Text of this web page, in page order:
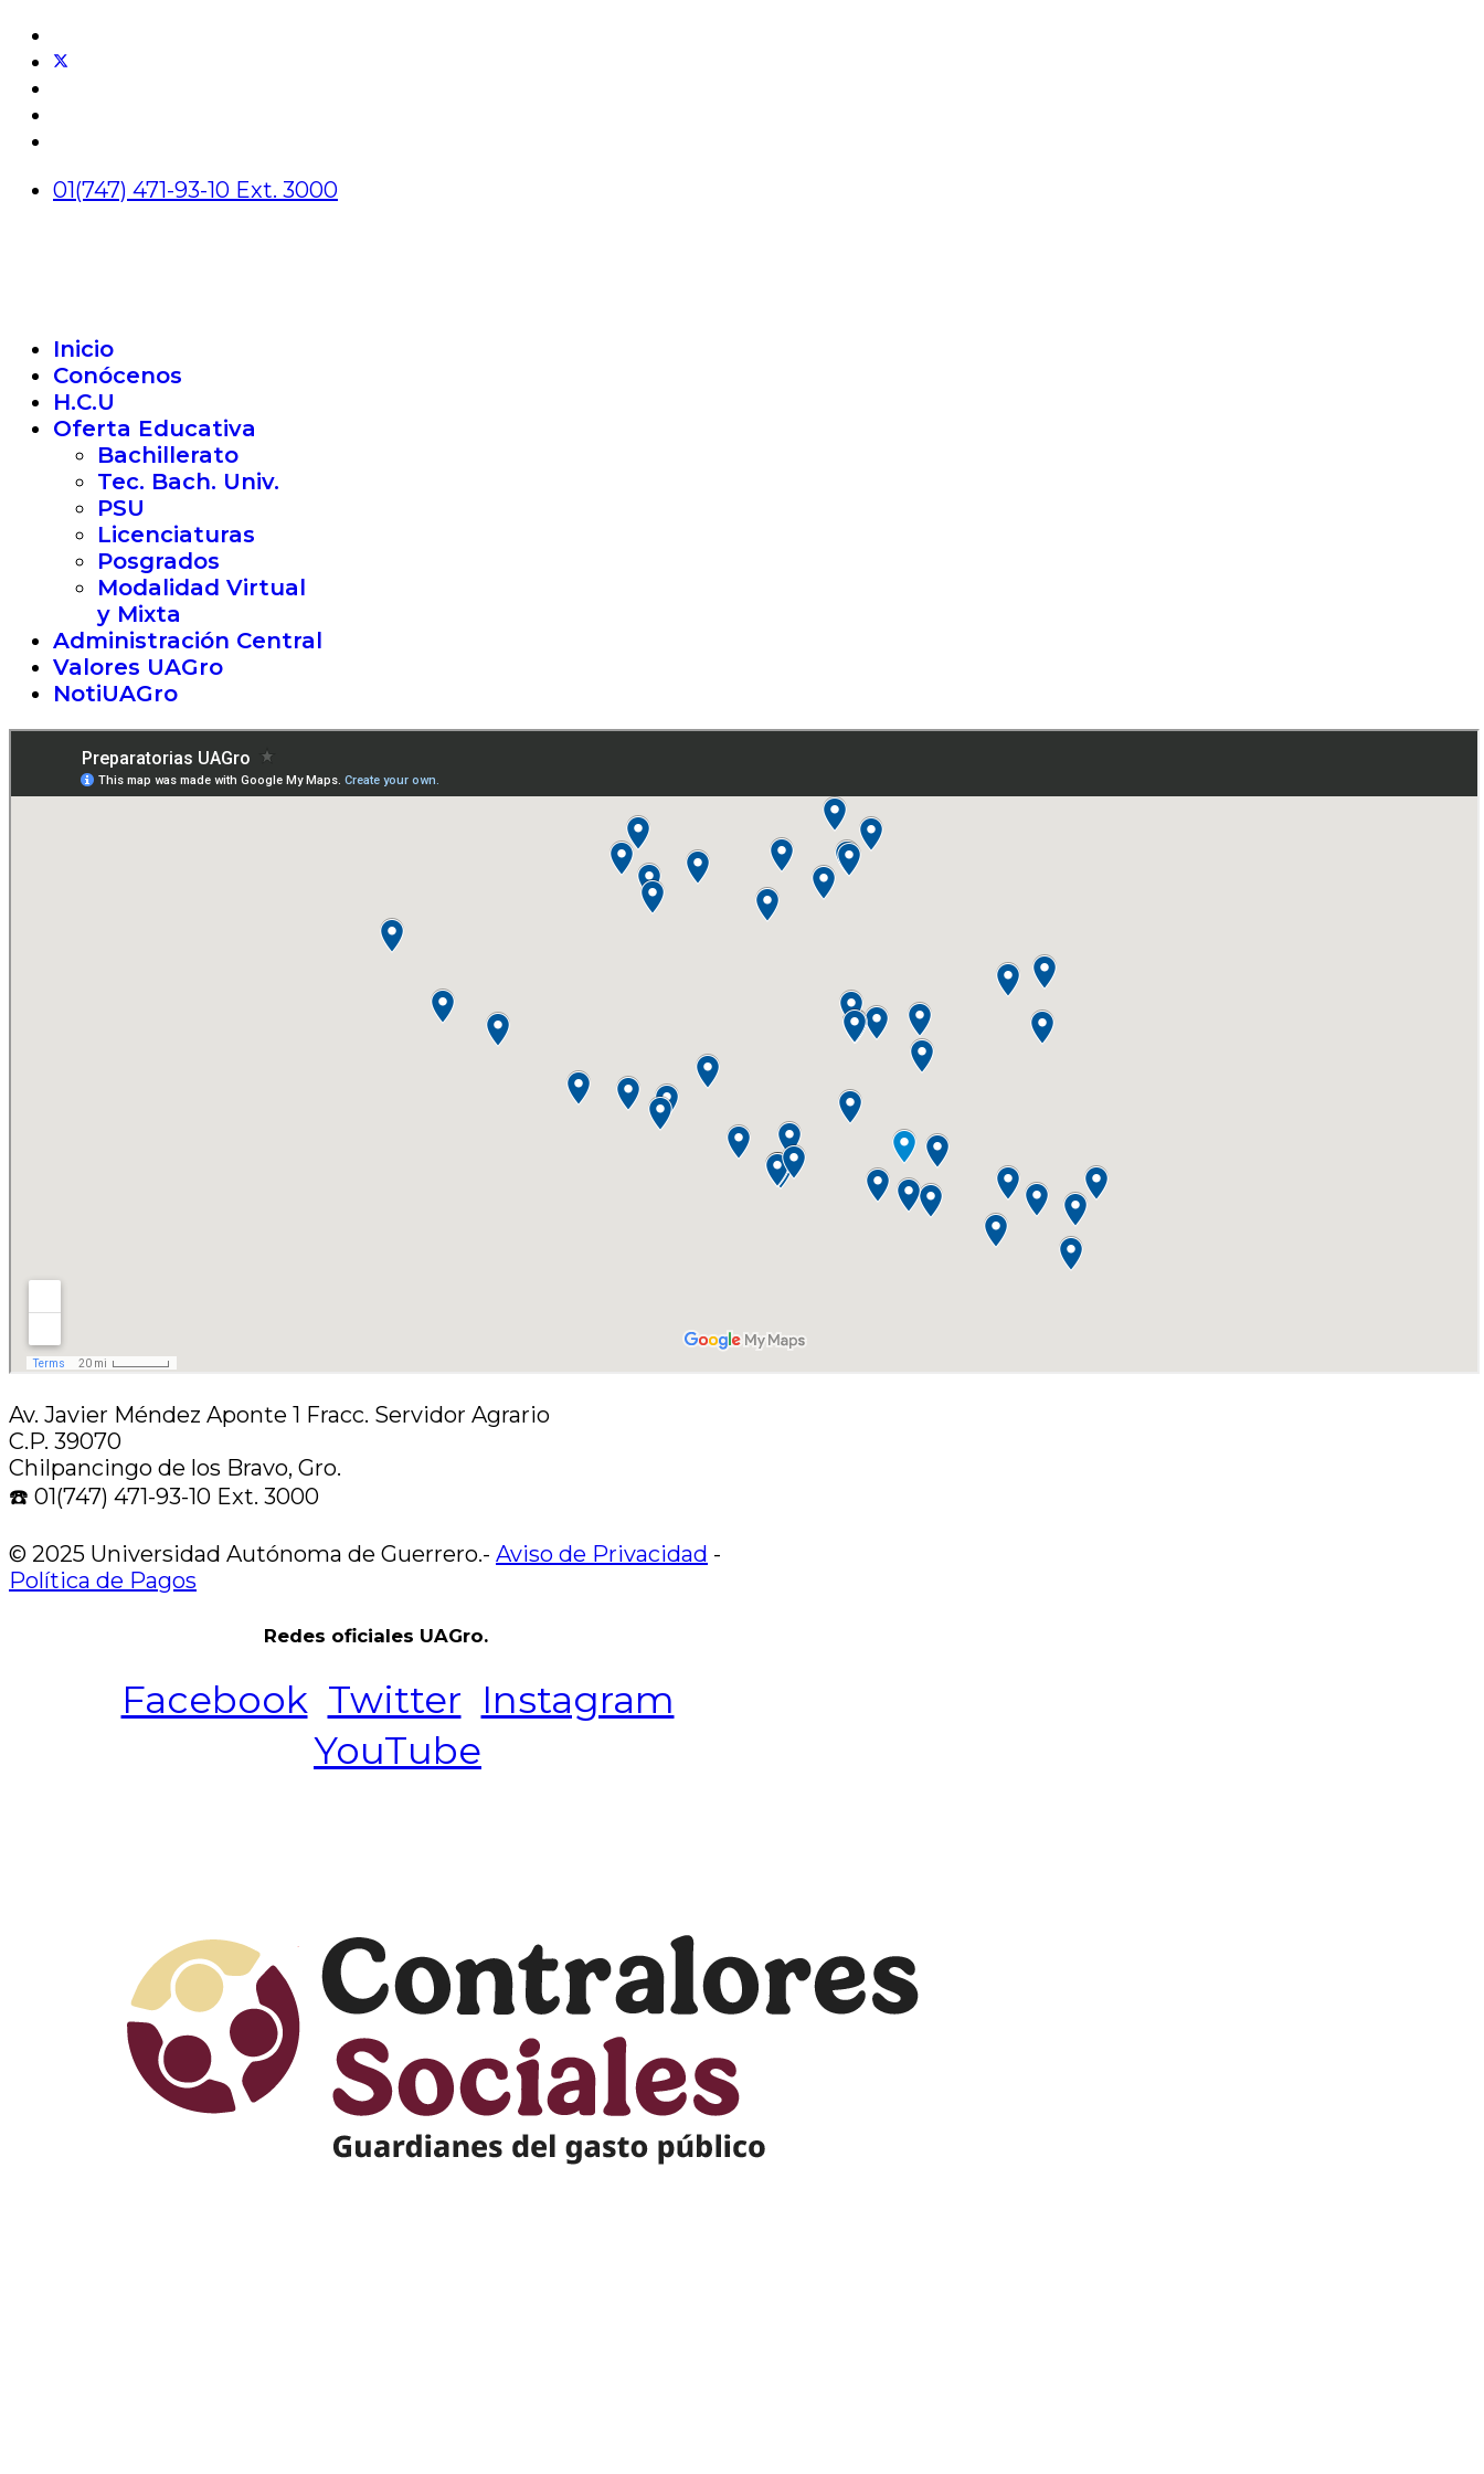
01(747) 471-93-10 Ext. 3000
Inicio
Conócenos
H.C.U
Oferta Educativa
Bachillerato
Tec. Bach. Univ.
PSU
Licenciaturas
Posgrados
Modalidad Virtual
y Mixta
Administración Central
Valores UAGro
NotiUAGro
Av. Javier Méndez Aponte 1 Fracc. Servidor Agrario
C.P. 39070
Chilpancingo de los Bravo, Gro.
☎️ 01(747) 471-93-10 Ext. 3000
© 2025 Universidad Autónoma de Guerrero.- Aviso de Privacidad -
Política de Pagos
Redes oficiales UAGro.
Facebook Twitter Instagram
YouTube